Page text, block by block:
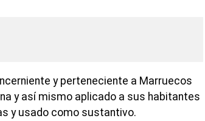
y perteneciente a Marruecos
y así mismo aplicado a sus habitantes
y usado como sustantivo.